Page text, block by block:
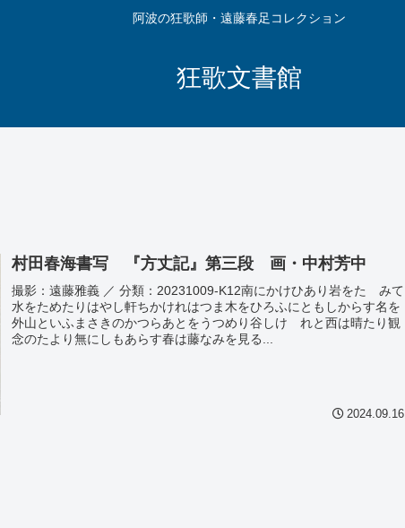
阿波の狂歌師・遠藤春足コレクション
狂歌文書館
村田春海書写 『方丈記』第三段 画・中村芳中
撮影：遠藤雅義 ／ 分類：20231009-K12南にかけひあり岩をたゝみて
水をためたりはやし軒ちかけれはつま木をひろふにともしからす名を
外山といふまさきのかつらあとをうつめり谷しけゝれと西は晴たり観
念のたより無にしもあらす春は藤なみを見る...
2024.09.16